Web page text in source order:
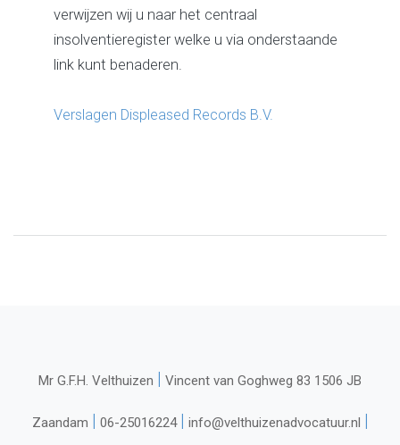
verwijzen wij u naar het centraal
insolventieregister welke u via onderstaande
link kunt benaderen.
Verslagen Displeased Records B.V.
Mr G.F.H. Velthuizen | Vincent van Goghweg 83 1506 JB
Zaandam | 06-25016224 | info@velthuizenadvocatuur.nl |